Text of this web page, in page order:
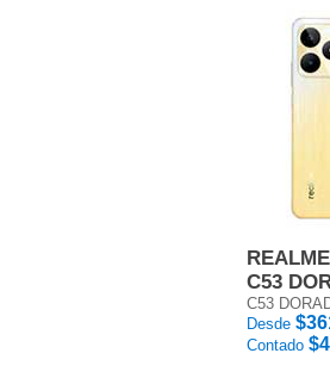
C53
C53
Desde
Contado